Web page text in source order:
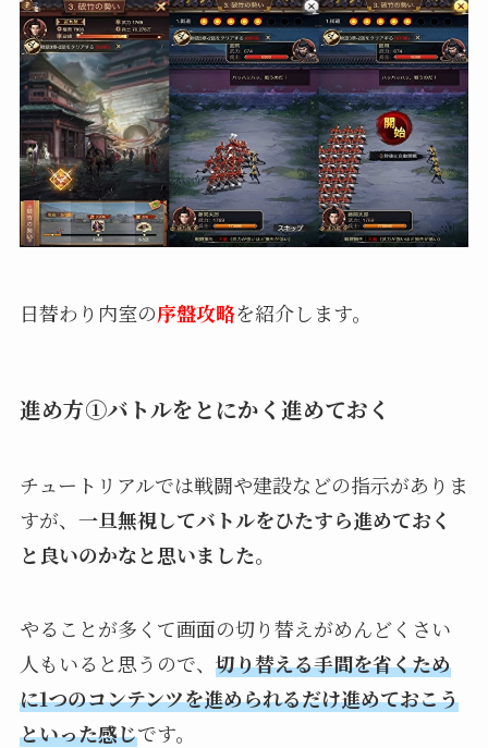
日替わり内室の序盤攻略を紹介します。
進め方①バトルをとにかく進めておく
チュートリアルでは戦闘や建設などの指示がありま
すが、 一旦無視してバトルをひたすら進めておく
と良いのかなと思いました。
やることが多くて画面の切り替えがめんどくさい
人もいると思うので、 切り替える手間を省くため
に1つのコンテンツを進められるだけ進めておこう
といった感じです。